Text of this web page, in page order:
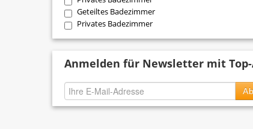
Geteiltes Badezimmer
Privates Badezimmer
Anmelden für Newsletter mit